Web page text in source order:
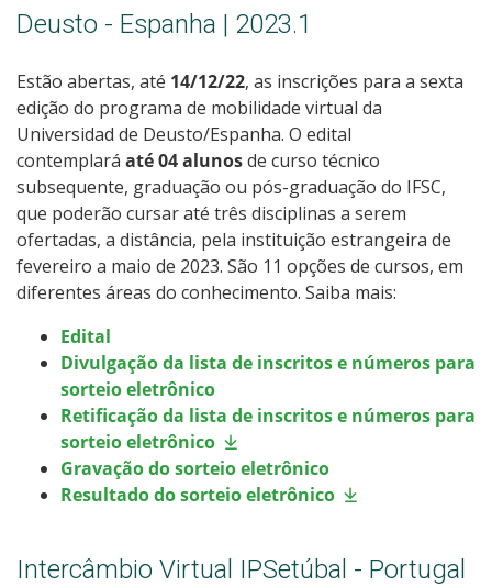
Deusto - Espanha | 2023.1
Estão abertas, até 14/12/22, as inscrições para a sexta
edição do programa de mobilidade virtual da
Universidad de Deusto/Espanha. O edital
contemplará até 04 alunosde curso técnico
subsequente, graduação ou pós-graduação do IFSC,
que poderão cursar até três disciplinas a serem
ofertadas, a distância, pela instituição estrangeira de
fevereiro a maio de 2023. São 11 opções de cursos, em
diferentes áreas do conhecimento. Saiba mais:
Edital
Divulgação da lista de inscritos e números para
sorteio eletrônico
Retificaçãoda lista de inscritos e números para
sorteio eletrônico
Gravação do sorteio eletrônico
Resultado do sorteio eletrônico
Intercâmbio Virtual IPSetúbal - Portugal